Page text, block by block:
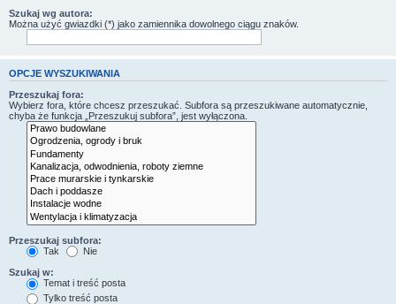
Szukaj wg autora:
Można użyć gwiazdki (*) jako zamiennika dowolnego ciągu znaków.
OPCJE WYSZUKIWANIA
Przeszukaj fora:
Wybierz fora, które chcesz przeszukać. Subfora są przeszukiwane automatycznie,
chyba że funkcja „Przeszukuj subfora”, jest wyłączona.
Przeszukaj subfora:
Tak
Nie
Szukaj w:
Temat i treść posta
Tylko treść posta